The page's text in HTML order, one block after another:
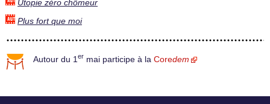
Utopie zéro chômeur
Plus fort que moi
Autour du 1 er mai participe à la Coredem